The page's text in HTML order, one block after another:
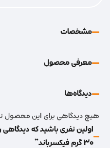
مشخصات
معرفی محصول
دیدگاه‌‌ها
هیچ دیدگاهی برای این
اولین نفری باشید که دیدگاهی
30 گرم فیکسرباند”